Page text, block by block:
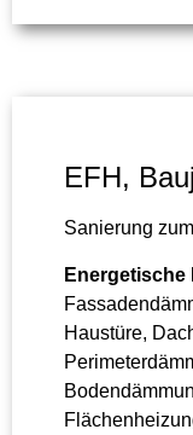
EFH,
Sanierung
Energetische
Haustüre,